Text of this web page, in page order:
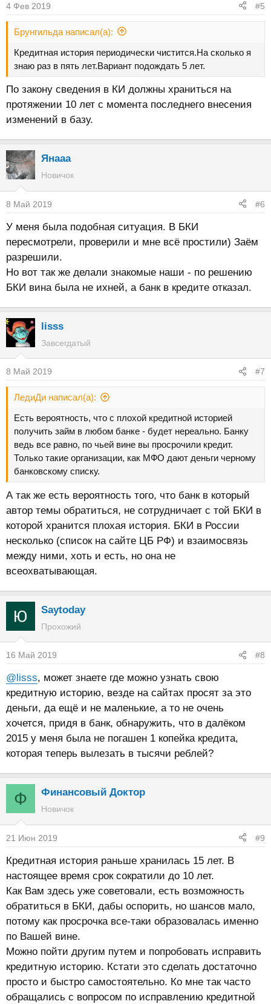
4 Фев 2019 #5
Брунгильда написал(а):
Кредитная история периодически чистится.На сколько я
знаю раз в пять лет.Вариант подождать 5 лет.
По закону сведения в КИ должны храниться на
протяжении 10 лет с момента последнего внесения
изменений в базу.
Янааа
Новичок
8 Май 2019 #6
У меня была подобная ситуация. В БКИ
пересмотрели, проверили и мне всё простили) Заём
разрешили.
Но вот так же делали знакомые наши - по решению
БКИ вина была не ихней, а банк в кредите отказал.
lisss
Завсегдатый
8 Май 2019 #7
ЛедиДи написал(а):
Есть вероятность, что с плохой кредитной историей
получить займ в любом банке - будет нереально. Банку
ведь все равно, по чьей вине вы просрочили кредит.
Только такие организации, как МФО дают деньги черному
банковскому списку.
А так же есть вероятность того, что банк в который
автор темы обратиться, не сотрудничает с той БКИ в
которой хранится плохая история. БКИ в России
несколько (список на сайте ЦБ РФ) и взаимосвязь
между ними, хоть и есть, но она не
всеохватывающая.
Saytoday
Прохожий
16 Май 2019 #8
@lisss, может знаете где можно узнать свою
кредитную историю, везде на сайтах просят за это
деньги, да ещё и не маленькие, а то не очень
хочется, придя в банк, обнаружить, что в далёком
2015 у меня была не погашен 1 копейка кредита,
которая теперь вылезать в тысячи реблей?
Ф Финансовый Доктор
Новичок
21 Июн 2019 #9
Кредитная история раньше хранилась 15 лет. В
настоящее время срок сократили до 10 лет.
Как Вам здесь уже советовали, есть возможность
обратиться в БКИ, дабы оспорить, но шансов мало,
потому как просрочка все-таки образовалась именно
по Вашей вине.
Можно пойти другим путем и попробовать исправить
кредитную историю. Кстати это сделать достаточно
просто и быстро самостоятельно. Ко мне так часто
обращались с вопросом по исправлению кредитной